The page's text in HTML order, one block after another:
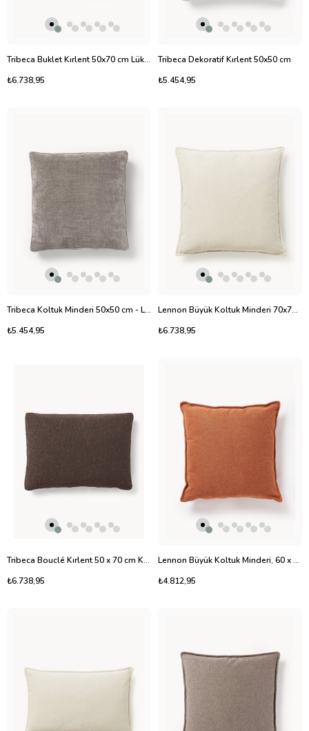
Tribeca Buklet Kırlent 50x70 cm Lüks Dekoratif Yastık
₺6.738,95
Tribeca Dekoratif Kırlent 50x50 cm
₺5.454,95
Tribeca Koltuk Minderi 50x50 cm - Lüks Dokulu Dekoratif Kırlent
₺5.454,95
Lennon Büyük Koltuk Minderi 70x70 cm
₺6.738,95
Tribeca Bouclé Kırlent 50 x 70 cm Koyu Kahverengi
₺6.738,95
Lennon Büyük Koltuk Minderi, 60 x 60 cm
₺4.812,95